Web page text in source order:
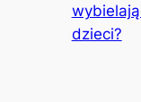
dzieci?